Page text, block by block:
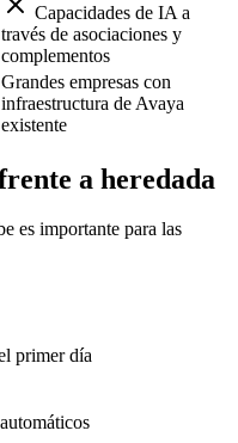
Capacidades de IA a
través de asociaciones y
complementos
Grandes empresas con
infraestructura de Avaya
existente
a heredada
es importante para las
primer día